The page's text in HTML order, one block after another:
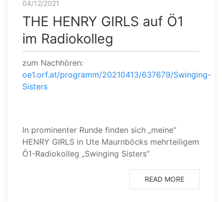
04/12/2021
THE HENRY GIRLS auf Ö1
im Radiokolleg
zum Nachhören:
oe1.orf.at/programm/20210413/637679/Swinging-
Sisters
In prominenter Runde finden sich „meine”
HENRY GIRLS in Ute Maurnböcks mehrteiligem
Ö1-Radiokolleg „Swinging Sisters”
READ MORE